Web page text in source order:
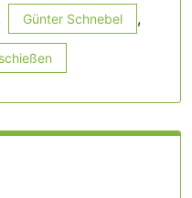
Günter Schnebel ,